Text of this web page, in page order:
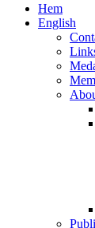
Hem
English